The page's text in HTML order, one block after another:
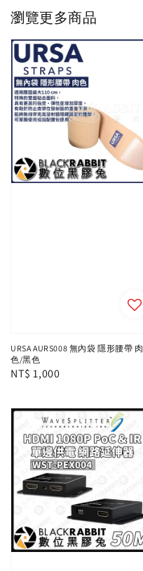
瀏覽更多商品
URSA AURS008 無內袋 隱形腰帶 肉
色/黑色
Regular
NT$ 1,000